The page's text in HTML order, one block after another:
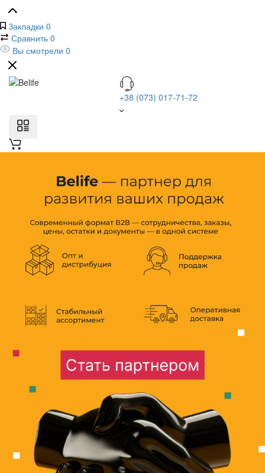
Закладки 0
Сравнить 0
Вы смотрели 0
+38 (073) 017-71-72